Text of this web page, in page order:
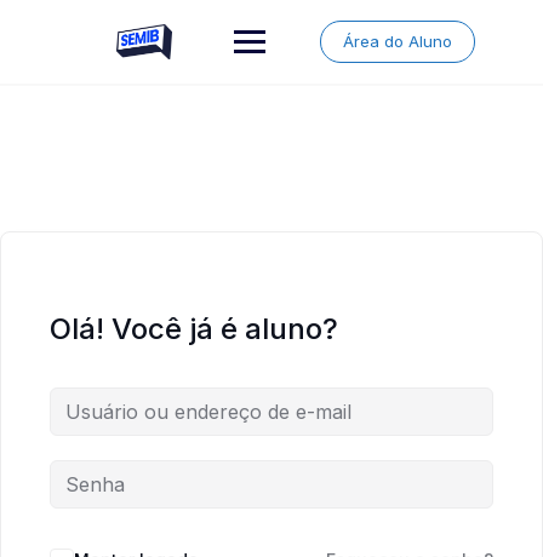
Área do Aluno
Olá! Você já é aluno?